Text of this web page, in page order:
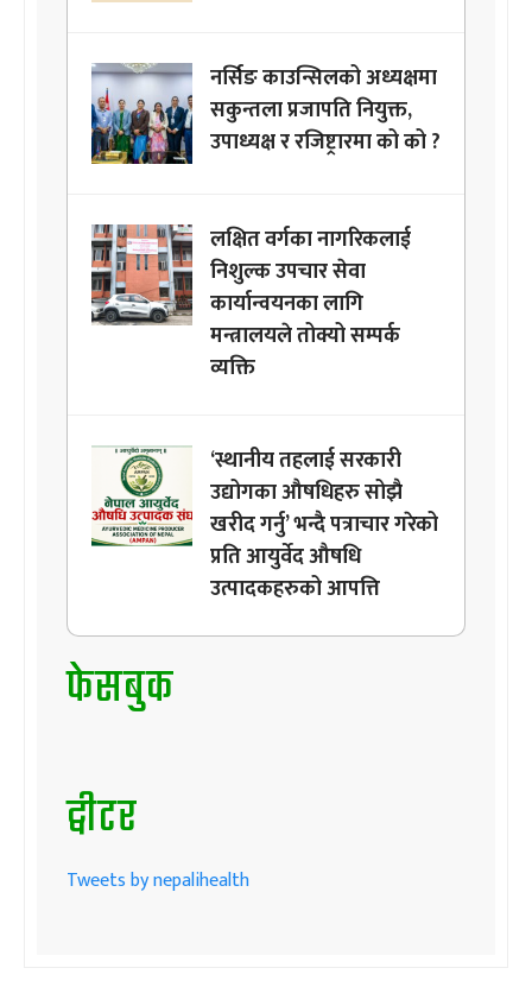
नर्सिङ काउन्सिलको अध्यक्षमा
सकुन्तला प्रजापति नियुक्त,
उपाध्यक्ष र रजिष्ट्रारमा को को ?
लक्षित वर्गका नागरिकलाई
निशुल्क उपचार सेवा
कार्यान्वयनका लागि
मन्त्रालयले तोक्यो सम्पर्क
व्यक्ति
‘स्थानीय तहलाई सरकारी
उद्योगका औषधिहरु सोझै
खरीद गर्नु’ भन्दै पत्राचार गरेको
प्रति आयुर्वेद औषधि
उत्पादकहरुको आपत्ति
फेसबुक
ट्वीटर
Tweets by nepalihealth